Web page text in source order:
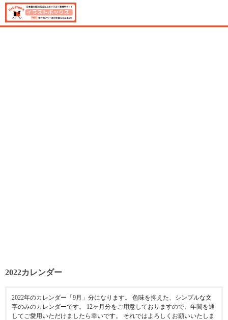
2022カレンダー
2022年のカレンダー「9月」分になります。 色味を抑えた、シンプルな文
字のみのカレンダーです。 12ヶ月分をご用意しておりますので、年間を通
してご愛用いただけましたら幸いです。 それではよろしくお願いいたしま